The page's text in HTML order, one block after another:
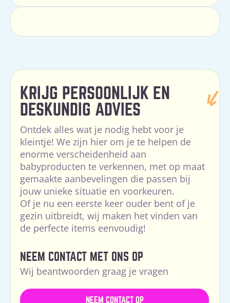
KRIJG PERSOONLIJK EN
DESKUNDIG ADVIES
Ontdek alles wat je nodig hebt voor je
kleintje! We zijn hier om je te helpen de
enorme verscheidenheid aan
babyproducten te verkennen, met op maat
gemaakte aanbevelingen die passen bij
jouw unieke situatie en voorkeuren.
Of je nu een eerste keer ouder bent of je
gezin uitbreidt, wij maken het vinden van
de perfecte items eenvoudig!
NEEM CONTACT MET ONS OP
Wij beantwoorden graag je vragen
NEEM CONTACT OP